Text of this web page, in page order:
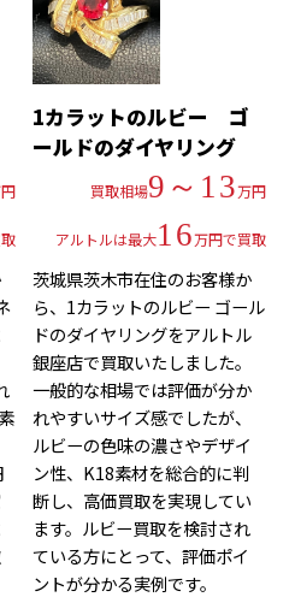
1カラットのルビー ゴ
ールドのダイヤリング
買取相場9～13万円
アルトルは最大16万円で買取
茨城県茨木市在住のお客様か
ら、1カラットのルビー ゴール
ドのダイヤリングをアルトル
銀座店で買取いたしました。
一般的な相場では評価が分か
れやすいサイズ感でしたが、
ルビーの色味の濃さやデザイ
ン性、K18素材を総合的に判
断し、高価買取を実現してい
ます。ルビー買取を検討され
ている方にとって、評価ポイ
ントが分かる実例です。